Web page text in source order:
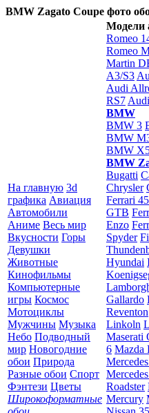
BMW Zagato Coupe фото
На главную 3d
графика Авиация
Автомобили
Аниме Весь мир
Вкусности Горы
Девушки
Животные
Кинофильмы
Компьютерные
игры Космос
Мотоциклы
Мужчины Музыка
Небо Подводный
мир Новогодние
обои Природа
Разные обои Спорт
Фэнтези Цветы
Широкоформатные
Модели
Romeo
Romeo
Martin
A3/S3
Audi
RS7
BMW
BMW 3
BMW
BMW
BMW
Bugatti
Chrysler
Ferrari
GTB
Enzo
Spyder
Hyundai
Gallardo
Reventon
Linkoln
Maserati
6 Mazda
Roadster
Mercury